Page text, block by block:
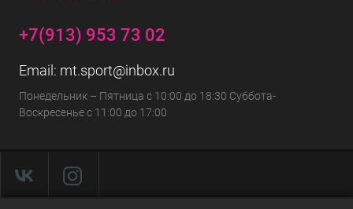
+7(913) 953 73 02
Email: mt.sport@inbox.ru
Понедельник – Пятница с 10:00 до 18:30 Суббота-
Воскресенье с 11:00 до 17:00